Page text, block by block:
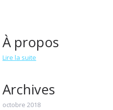
À propos
Lire la suite
Archives
octobre 2018